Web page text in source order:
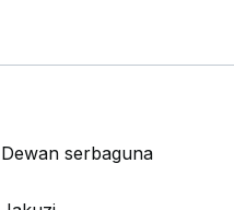
Dewan serbaguna